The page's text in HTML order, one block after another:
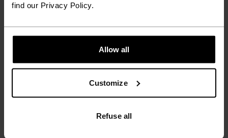
find our Privacy Policy.
Allow all
Customize
Refuse all
TEMPERATURKONTROLLSYSTEM
LIGHT
Høyfunksjonelt og komfortabelt sportstøy og
funksjonelt undertøy for optimal komfort i alle
situasjoner og i all slags vær. Pustende, for